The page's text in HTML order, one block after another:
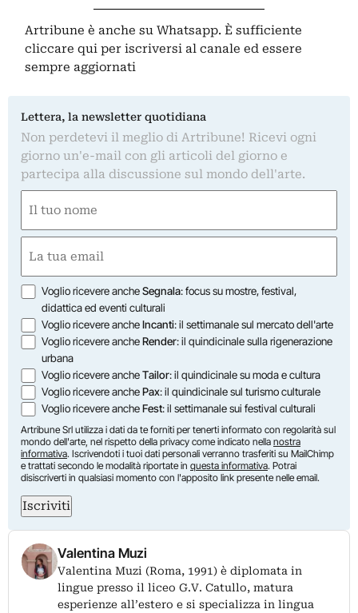
Artribune è anche su Whatsapp. È sufficiente
cliccare qui per iscriversi al canale ed essere
sempre aggiornati
Lettera, la newsletter quotidiana
Non perdetevi il meglio di Artribune! Ricevi ogni
giorno un'e-mail con gli articoli del giorno e
partecipa alla discussione sul mondo dell'arte.
(Required)
First
(Required)
Opzioni
Voglio ricevere ancheSegnala: focus su mostre, festival,
didattica ed eventi culturali
Voglio ricevere ancheIncanti: il settimanale sul mercato dell'arte
Voglio ricevere ancheRender: il quindicinale sulla rigenerazione
urbana
Voglio ricevere ancheTailor: il quindicinale su moda e cultura
Voglio ricevere anchePax: il quindicinale sul turismo culturale
Voglio ricevere ancheFest: il settimanale sui festival culturali
Artribune Srl utilizza i dati da te forniti per tenerti informato con regolarità sul
mondo dell'arte, nel rispetto della privacy come indicato nella nostra
informativa. Iscrivendoti i tuoi dati personali verranno trasferiti su MailChimp
e trattati secondo le modalità riportate in questa informativa. Potrai
disiscriverti in qualsiasi momento con l'apposito link presente nelle email.
Iscriviti
Valentina Muzi
Valentina Muzi (Roma, 1991) è diplomata in
lingue presso il liceo G.V. Catullo, matura
esperienze all’estero e si specializza in lingua